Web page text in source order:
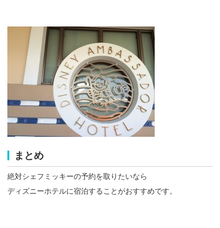
まとめ
絶対シェフミッキーの予約を取りたいなら
ディズニーホテルに宿泊することがおすすめです。